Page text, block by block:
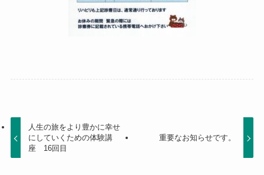
人生の旅をより豊かに幸せ
にしていくための体験講
座 16回目
重要なお知らせです。